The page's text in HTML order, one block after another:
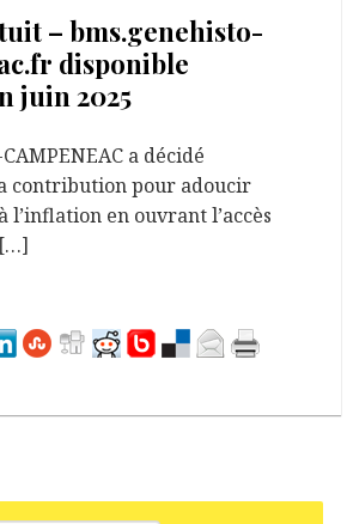
– bms.genehisto-
disponible
juin 2025
a décidé
contribution pour adoucir
l’inflation en ouvrant l’accès
[…]